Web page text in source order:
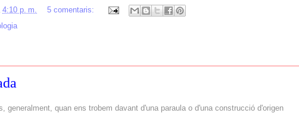
4:10 p. m.
5 comentaris:
generalment, quan ens trobem davant d'una paraula o d'una construcció d'origen